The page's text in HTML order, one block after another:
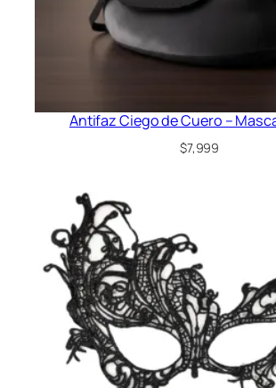
Antifaz Ciego de Cuero –
$7,999